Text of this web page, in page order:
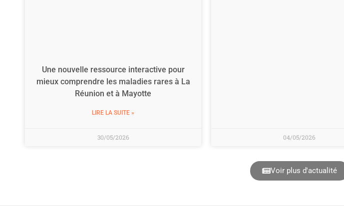
Une nouvelle ressource interactive pour
mieux comprendre les maladies rares à La
Réunion et à Mayotte
LIRE LA SUITE »
30/05/2026 04/05/2026
Voir plus d'actualité